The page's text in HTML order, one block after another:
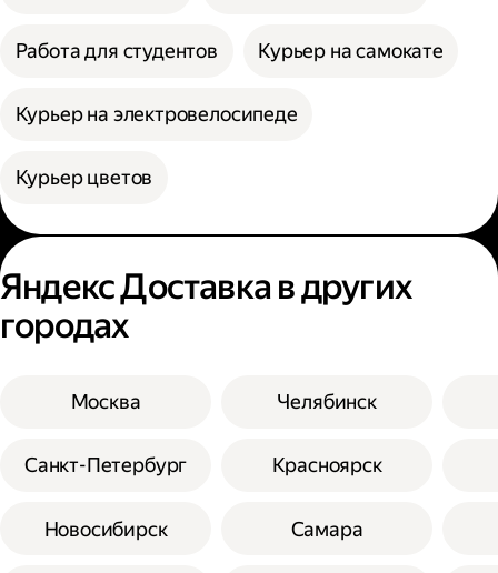
Работа для студентов Курьер на самокате
Курьер на электровелосипеде
Курьер цветов
Яндекс Доставка в других
городах
Москва
Санкт-Петербург
Новосибирск
Челябинск
Красноярск
Самара